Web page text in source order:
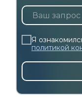
Я
политикой